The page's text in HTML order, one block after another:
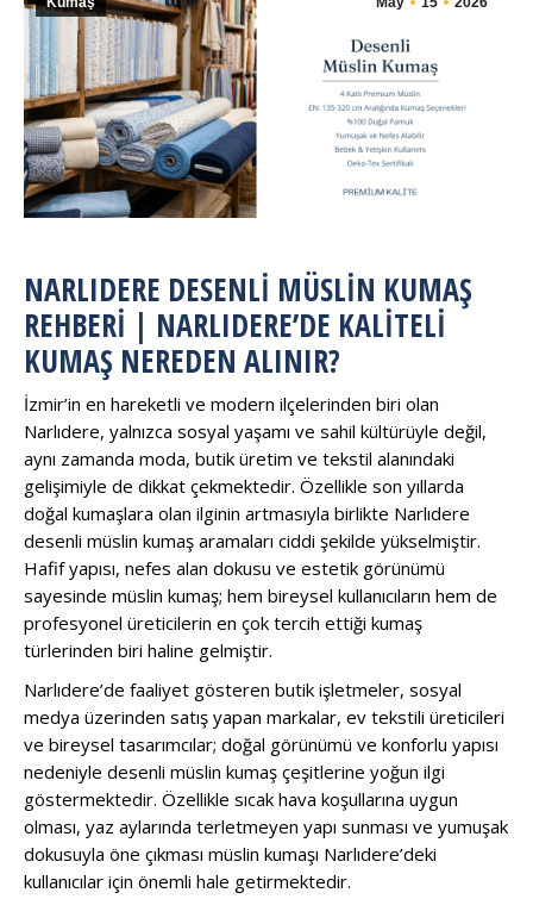
NARLIDERE DESENLI MÜSLIN KUMAŞ
REHBERI | NARLIDERE’DE KALITELI
KUMAŞ NEREDEN ALINIR?
İzmir’in en hareketli ve modern ilçelerinden biri olan
Narlıdere, yalnızca sosyal yaşamı ve sahil kültürüyle değil,
aynı zamanda moda, butik üretim ve tekstil alanındaki
gelişimiyle de dikkat çekmektedir. Özellikle son yıllarda
doğal kumaşlara olan ilginin artmasıyla birlikte Narlıdere
desenli müslin kumaş aramaları ciddi şekilde yükselmiştir.
Hafif yapısı, nefes alan dokusu ve estetik görünümü
sayesinde müslin kumaş; hem bireysel kullanıcıların hem de
profesyonel üreticilerin en çok tercih ettiği kumaş
türlerinden biri haline gelmiştir.
Narlıdere’de faaliyet gösteren butik işletmeler, sosyal
medya üzerinden satış yapan markalar, ev tekstili üreticileri
ve bireysel tasarımcılar; doğal görünümü ve konforlu yapısı
nedeniyle desenli müslin kumaş çeşitlerine yoğun ilgi
göstermektedir. Özellikle sıcak hava koşullarına uygun
olması, yaz aylarında terletmeyen yapı sunması ve yumuşak
dokusuyla öne çıkması müslin kumaşı Narlıdere’deki
kullanıcılar için önemli hale getirmektedir.